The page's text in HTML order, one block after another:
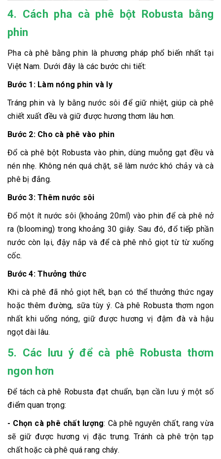
4. Cách pha cà phê bột Robusta bằng
phin
Pha cà phê bằng phin là phương pháp phổ biến nhất tại
Việt Nam. Dưới đây là các bước chi tiết:
Bước 1: Làm nóng phin và ly
Tráng phin và ly bằng nước sôi để giữ nhiệt, giúp cà phê
chiết xuất đều và giữ được hương thơm lâu hơn.
Bước 2: Cho cà phê vào phin
Đổ cà phê bột Robusta vào phin, dùng muỗng gạt đều và
nén nhẹ. Không nén quá chặt, sẽ làm nước khó chảy và cà
phê bị đắng.
Bước 3: Thêm nước sôi
Đổ một ít nước sôi (khoảng 20ml) vào phin để cà phê nở
ra (blooming) trong khoảng 30 giây. Sau đó, đổ tiếp phần
nước còn lại, đậy nắp và để cà phê nhỏ giọt từ từ xuống
cốc.
Bước 4: Thưởng thức
Khi cà phê đã nhỏ giọt hết, bạn có thể thưởng thức ngay
hoặc thêm đường, sữa tùy ý. Cà phê Robusta thơm ngon
nhất khi uống nóng, giữ được hương vị đậm đà và hậu
ngọt dài lâu.
5. Các lưu ý để cà phê Robusta thơm
ngon hơn
Để tách cà phê Robusta đạt chuẩn, bạn cần lưu ý một số
điểm quan trọng:
- Chọn cà phê chất lượng: Cà phê nguyên chất, rang vừa
sẽ giữ được hương vị đặc trưng. Tránh cà phê trộn tạp
chất hoặc cà phê quá rang cháy.